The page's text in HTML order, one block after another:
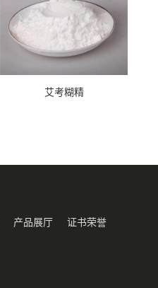
艾考糊精
产品展厅 证书荣誉